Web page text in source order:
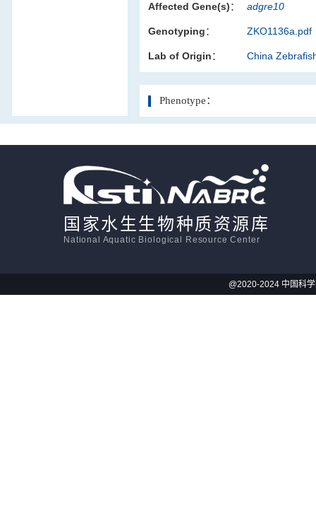
Affected Gene(s)： adgre10
Genotyping： ZKO1136a.pdf
Lab of Origin： China
Phenotype：
国家水生生物种质资源库
National Aquatic Biological Resource Center
@2020-2024 中国科